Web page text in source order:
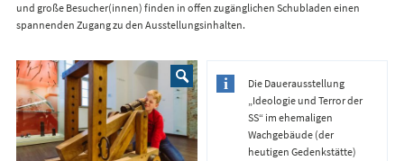
und große Besucher(innen) finden in offen zugänglichen Schubladen einen
spannenden Zugang zu den Ausstellungsinhalten.
Die Dauerausstellung
„Ideologie und Terror der
SS“ im ehemaligen
Wachgebäude (der
heutigen Gedenkstätte)